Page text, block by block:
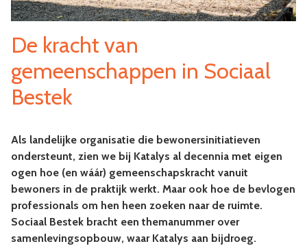
De kracht van
gemeenschappen in Sociaal
Bestek
Als landelijke organisatie die bewonersinitiatieven
ondersteunt, zien we bij Katalys al decennia met eigen
ogen hoe (en wáár) gemeenschapskracht vanuit
bewoners in de praktijk werkt. Maar ook hoe de bevlogen
professionals om hen heen zoeken naar de ruimte.
Sociaal Bestek bracht een themanummer over
samenlevingsopbouw, waar Katalys aan bijdroeg.